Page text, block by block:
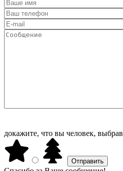
докажите, что вы человек, выбрав